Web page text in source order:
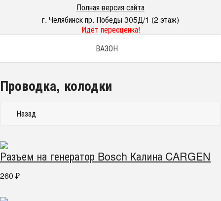
Полная версия сайта
г. Челябинск пр. Победы 305Д/1 (2 этаж)
Идёт переоценка!
ВАЗОН
Проводка, колодки
Назад
Разъем на генератор Bosch Калина CARGEN
260 ₽